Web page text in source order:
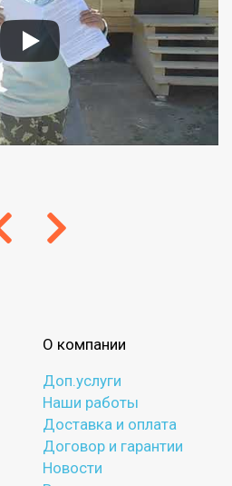
О компании
Доп.услуги
Наши работы
Доставка и оплата
Договор и гарантии
Новости